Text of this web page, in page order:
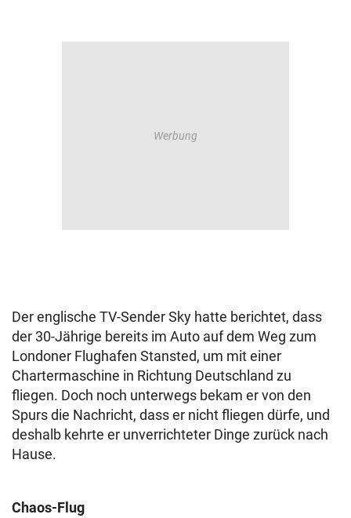
Der englische TV-Sender Sky hatte berichtet, dass
der 30-Jährige bereits im Auto auf dem Weg zum
Londoner Flughafen Stansted, um mit einer
Chartermaschine in Richtung Deutschland zu
fliegen. Doch noch unterwegs bekam er von den
Spurs die Nachricht, dass er nicht fliegen dürfe, und
deshalb kehrte er unverrichteter Dinge zurück nach
Hause.
Chaos-Flug